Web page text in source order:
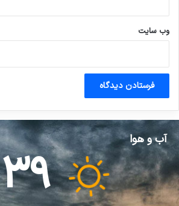
وب‌ سایت
آب و هوا
39